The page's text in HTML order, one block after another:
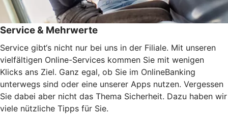
Service & Mehrwerte
Service gibt‘s nicht nur bei uns in der Filiale. Mit unseren
vielfältigen Online-Services kommen Sie mit wenigen
Klicks ans Ziel. Ganz egal, ob Sie im OnlineBanking
unterwegs sind oder eine unserer Apps nutzen. Vergessen
Sie dabei aber nicht das Thema Sicherheit. Dazu haben wir
viele nützliche Tipps für Sie.